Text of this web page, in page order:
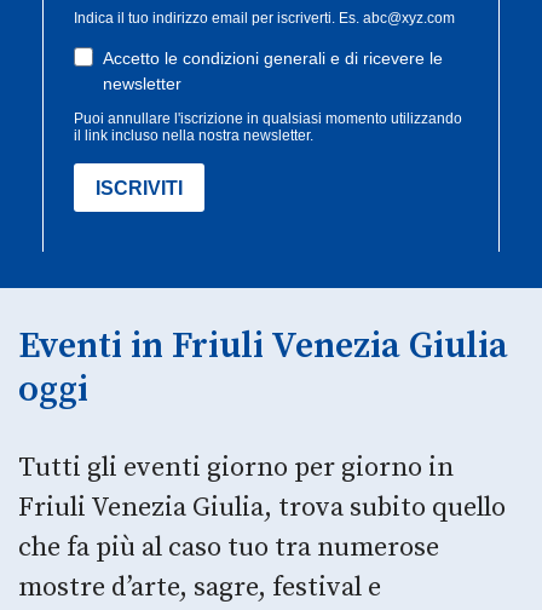
Eventi in Friuli Venezia Giulia
oggi
Tutti gli eventi giorno per giorno in
Friuli Venezia Giulia, trova subito quello
che fa più al caso tuo tra numerose
mostre d’arte, sagre, festival e